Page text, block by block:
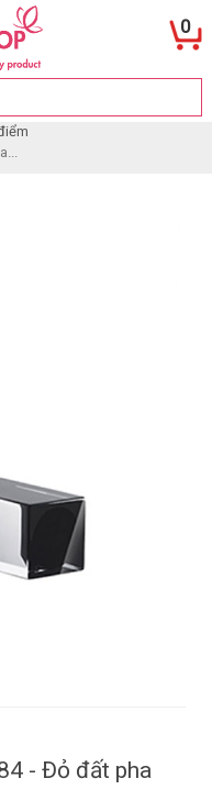
0
- Đỏ đất pha